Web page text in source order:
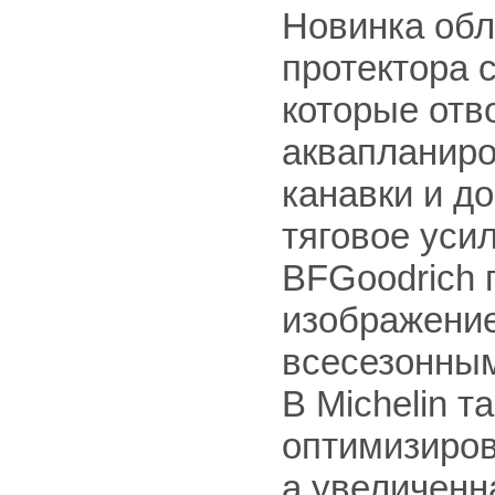
Новинка
которые
канавки и
тяговое
BFGoodrich
В Michelin